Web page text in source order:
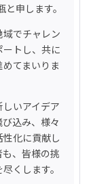
申します。
でチャレン
トし、共に
てまいりま
いアイデア
込み、様々
化に貢献し
、皆様の挑
くします。